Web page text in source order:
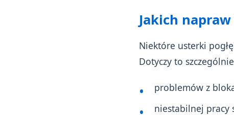
Jakich
Niektóre usterki
Dotyczy to
problemów z
niestabilnej pracy